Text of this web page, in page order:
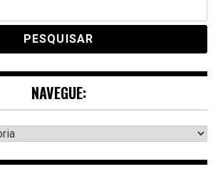
NAVEGUE: